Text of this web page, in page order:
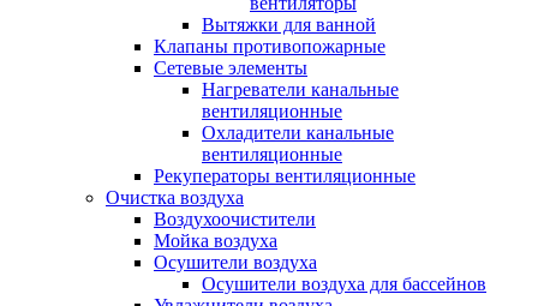
Вытяжки для ванной
Клапаны противопожарные
Сетевые элементы
Нагреватели канальные
вентиляционные
Охладители канальные
вентиляционные
Рекуператоры вентиляционные
Очистка воздуха
Воздухоочистители
Мойка воздуха
Осушители воздуха
Осушители воздуха для бассейнов